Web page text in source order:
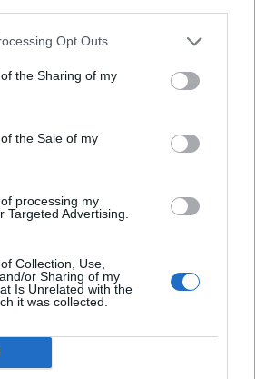
Opt Outs
the Sharing of my
the Sale of my
processing my
Targeted Advertising.
Collection, Use,
or Sharing of my
Is Unrelated with the
it was collected.
забавят работата на